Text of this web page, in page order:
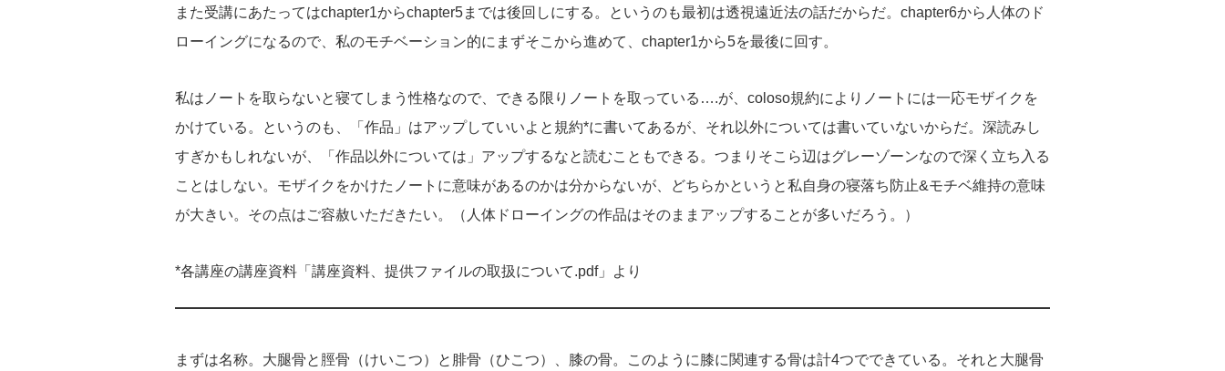
また受講にあたってはchapter1からchapter5までは後回しにする。というのも最初は透視遠近法の話だからだ。chapter6から人体のド
ローイングになるので、私のモチベーション的にまずそこから進めて、chapter1から5を最後に回す。
私はノートを取らないと寝てしまう性格なので、できる限りノートを取っている….が、coloso規約によりノートには一応モザイクを
かけている。というのも、「作品」はアップしていいよと規約*に書いてあるが、それ以外については書いていないからだ。深読みし
すぎかもしれないが、「作品以外については」アップするなと読むこともできる。つまりそこら辺はグレーゾーンなので深く立ち入る
ことはしない。モザイクをかけたノートに意味があるのかは分からないが、どちらかというと私自身の寝落ち防止&モチベ維持の意味
が大きい。その点はご容赦いただきたい。（人体ドローイングの作品はそのままアップすることが多いだろう。）
*各講座の講座資料「講座資料、提供ファイルの取扱について.pdf」より
まずは名称。大腿骨と脛骨（けいこつ）と腓骨（ひこつ）、膝の骨。このように膝に関連する骨は計4つでできている。それと大腿骨